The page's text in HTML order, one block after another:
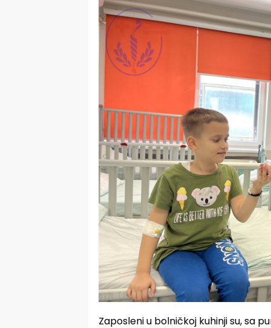
Zaposleni u bolničkoj kuhinji su, sa